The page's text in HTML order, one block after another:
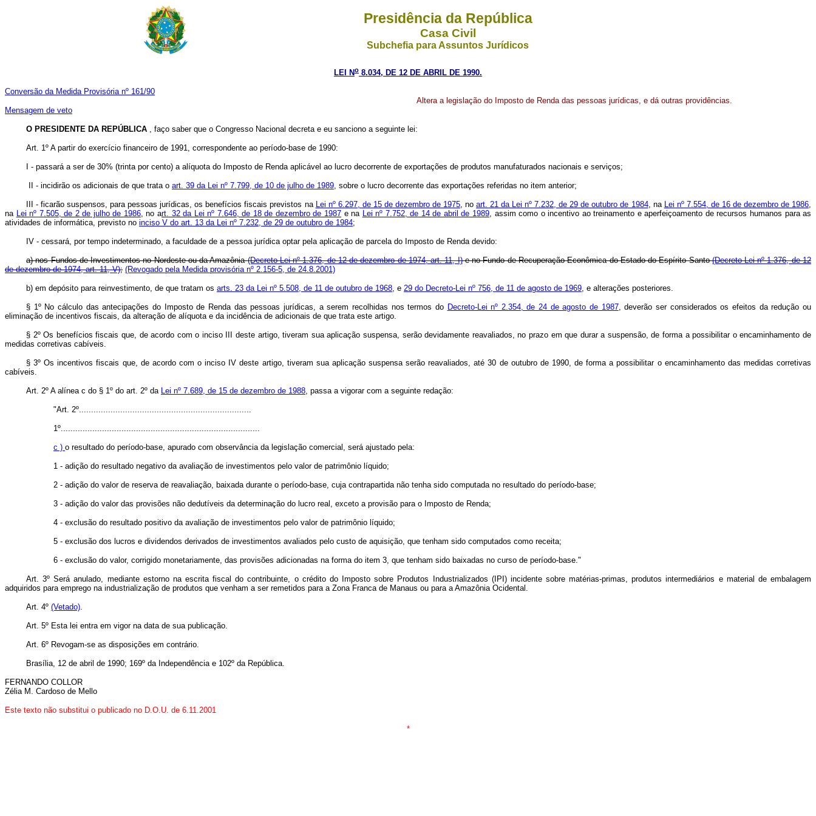
Presidência da República
Casa Civil
Subchefia para Assuntos Jurídicos
LEI No 8.034, DE 12 DE ABRIL DE 1990.
Conversão da Medida Provisória nº 161/90
Mensagem de veto
Altera a legislação do Imposto de Renda das pessoas jurídicas, e dá outras providências.
O PRESIDENTE DA REPÚBLICA , faço saber que o Congresso Nacional decreta e eu sanciono a seguinte lei:
Art. 1º A partir do exercício financeiro de 1991, correspondente ao período-base de 1990:
I - passará a ser de 30% (trinta por cento) a alíquota do Imposto de Renda aplicável ao lucro decorrente de exportações de produtos manufaturados nacionais e serviços;
II - incidirão os adicionais de que trata o art. 39 da Lei nº 7.799, de 10 de julho de 1989, sobre o lucro decorrente das exportações referidas no item anterior;
III - ficarão suspensos, para pessoas jurídicas, os benefícios fiscais previstos na Lei nº 6.297, de 15 de dezembro de 1975, noart. 21 da Lei nº 7.232, de 29 de outubro de 1984, na Lei nº 7.554, de 16 de dezembro de 1986,
na Lei nº 7.505, de 2 de julho de 1986, no art. 32 da Lei nº 7.646, de 18 de dezembro de 1987e na Lei nº 7.752, de 14 de abril de 1989, assim como o incentivo ao treinamento e aperfeiçoamento de recursos humanos para as
atividades de informática, previsto no inciso V do art. 13 da Lei nº 7.232, de 29 de outubro de 1984;
IV - cessará, por tempo indeterminado, a faculdade de a pessoa jurídica optar pela aplicação de parcela do Imposto de Renda devido:
a) nos Fundos de Investimentos no Nordeste ou da Amazônia(Decreto-Lei nº 1.376, de 12 de dezembro de 1974, art. 11, I)e no Fundo de Recuperação Econômica do Estado do Espírito Santo(Decreto-Lei nº 1.376, de 12
de dezembro de 1974, art. 11, V); (Revogado pela Medida provisória nº 2.156-5, de 24.8.2001)
b) em depósito para reinvestimento, de que tratam os arts. 23 da Lei nº 5.508, de 11 de outubro de 1968, e 29 do Decreto-Lei nº 756, de 11 de agosto de 1969, e alterações posteriores.
§ 1º No cálculo das antecipações do Imposto de Renda das pessoas jurídicas, a serem recolhidas nos termos do Decreto-Lei nº 2.354, de 24 de agosto de 1987, deverão ser considerados os efeitos da redução ou
eliminação de incentivos fiscais, da alteração de alíquota e da incidência de adicionais de que trata este artigo.
§ 2º Os benefícios fiscais que, de acordo com o inciso III deste artigo, tiveram sua aplicação suspensa, serão devidamente reavaliados, no prazo em que durar a suspensão, de forma a possibilitar o encaminhamento de
medidas corretivas cabíveis.
§ 3º Os incentivos fiscais que, de acordo com o inciso IV deste artigo, tiveram sua aplicação suspensa serão reavaliados, até 30 de outubro de 1990, de forma a possibilitar o encaminhamento das medidas corretivas
cabíveis.
Art. 2º A alínea c do § 1º do art. 2º da Lei nº 7.689, de 15 de dezembro de 1988, passa a vigorar com a seguinte redação:
"Art. 2º.......................................................................
1º..................................................................................
c ) o resultado do período-base, apurado com observância da legislação comercial, será ajustado pela:
1 - adição do resultado negativo da avaliação de investimentos pelo valor de patrimônio líquido;
2 - adição do valor de reserva de reavaliação, baixada durante o período-base, cuja contrapartida não tenha sido computada no resultado do período-base;
3 - adição do valor das provisões não dedutíveis da determinação do lucro real, exceto a provisão para o Imposto de Renda;
4 - exclusão do resultado positivo da avaliação de investimentos pelo valor de patrimônio líquido;
5 - exclusão dos lucros e dividendos derivados de investimentos avaliados pelo custo de aquisição, que tenham sido computados como receita;
6 - exclusão do valor, corrigido monetariamente, das provisões adicionadas na forma do item 3, que tenham sido baixadas no curso de período-base."
Art. 3º Será anulado, mediante estorno na escrita fiscal do contribuinte, o crédito do Imposto sobre Produtos Industrializados (IPI) incidente sobre matérias-primas, produtos intermediários e material de embalagem
adquiridos para emprego na industrialização de produtos que venham a ser remetidos para a Zona Franca de Manaus ou para a Amazônia Ocidental.
Art. 4º (Vetado).
Art. 5º Esta lei entra em vigor na data de sua publicação.
Art. 6º Revogam-se as disposições em contrário.
Brasília, 12 de abril de 1990; 169º da Independência e 102º da República.
FERNANDO COLLOR
Zélia M. Cardoso de Mello
Este texto não substitui o publicado no D.O.U. de 6.11.2001
*